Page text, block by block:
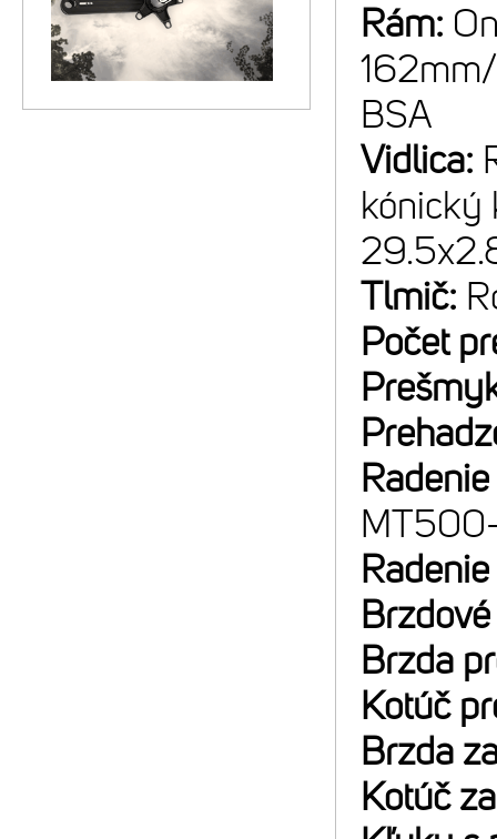
Rám:
BSA
Vidlica:
kónický
Tlmič:
Počet
Brzda
Kotúč
Brzda
Kotúč